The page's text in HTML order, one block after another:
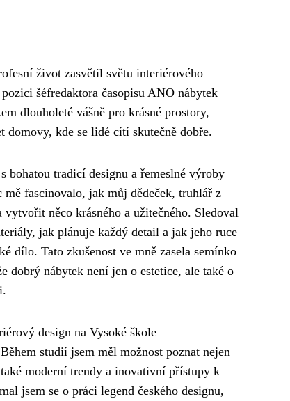
život zasvětil světu interiérového
šéfredaktora časopisu ANO nábytek
dlouholeté vášně pro krásné prostory,
domovy, kde se lidé cítí skutečně dobře.
bohatou tradicí designu a řemeslné výroby
fascinovalo, jak můj dědeček, truhlář z
něco krásného a užitečného. Sledoval
jak plánuje každý detail a jak jeho ruce
dílo. Tato zkušenost ve mně zasela semínko
dobrý nábytek není jen o estetice, ale také o
design na Vysoké škole
studií jsem měl možnost poznat nejen
moderní trendy a inovativní přístupy k
jsem se o práci legend českého designu,